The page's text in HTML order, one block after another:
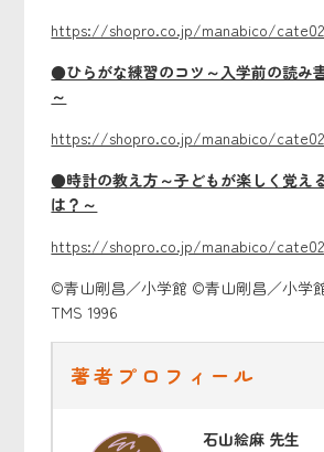
https://shopro.co.jp/manabico/
●ひらがな練習のコツ～入学前の読み
～
https://shopro.co.jp/manabico/
●時計の教え方～子どもが楽しく覚え
は？～
https://shopro.co.jp/manabico/
©青山剛昌／小学館 ©青山剛昌／小学
TMS 1996
著者プロフィール
石山絵麻 先生